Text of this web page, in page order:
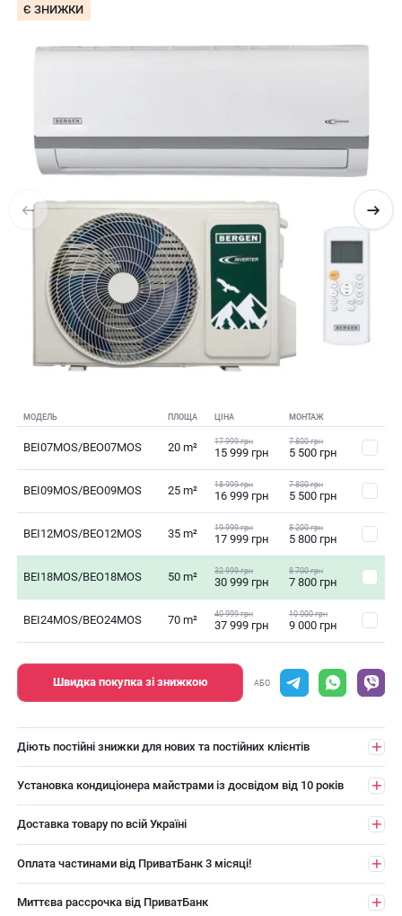
Є ЗНИЖКИ
МОДЕЛЬ ПЛОЩА ЦІНА МОНТАЖ
BEI07MOS/BEO07MOS 20 m² 17 999 грн
15 999 грн
7 800 грн
5 500 грн
BEI09MOS/BEO09MOS 25 m² 18 999 грн
16 999 грн
7 800 грн
5 500 грн
BEI12MOS/BEO12MOS 35 m² 19 999 грн
17 999 грн
8 200 грн
5 800 грн
BEI18MOS/BEO18MOS 50 m² 32 999 грн
30 999 грн
8 700 грн
7 800 грн
BEI24MOS/BEO24MOS 70 m² 40 999 грн
37 999 грн
10 000 грн
9 000 грн
Швидка покупка зі знижкою АБО
Діють постійні знижки для нових та постійних клієнтів
Установка кондиціонера майстрами із досвідом від 10 років
Доставка товару по всій Україні
Оплата частинами від ПриватБанк 3 місяці!
Миттєва рассрочка від ПриватБанк